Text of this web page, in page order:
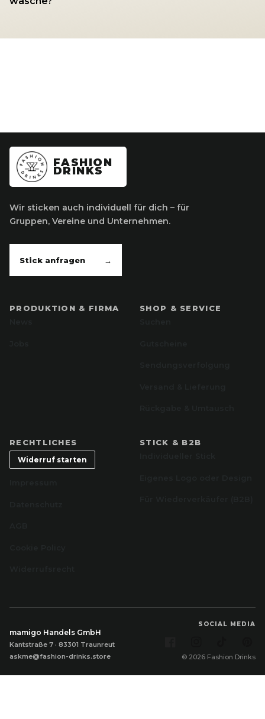
FASHION
DRINKS
Wir sticken auch individuell für dich – für
Gruppen, Vereine und Unternehmen.
Stick anfragen →
PRODUKTION & FIRMA
SHOP & SERVICE
RECHTLICHES
Widerruf starten
STICK & B2B
mamigo Handels GmbH
Kantstraße 7 · 83301 Traunreut
askme@fashion-drinks.store
SOCIAL MEDIA
© 2026 Fashion Drinks